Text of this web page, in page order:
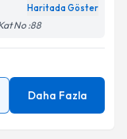
Aydınlatma
belirtilen
Haritada Göster
No :88
Daha Fazla